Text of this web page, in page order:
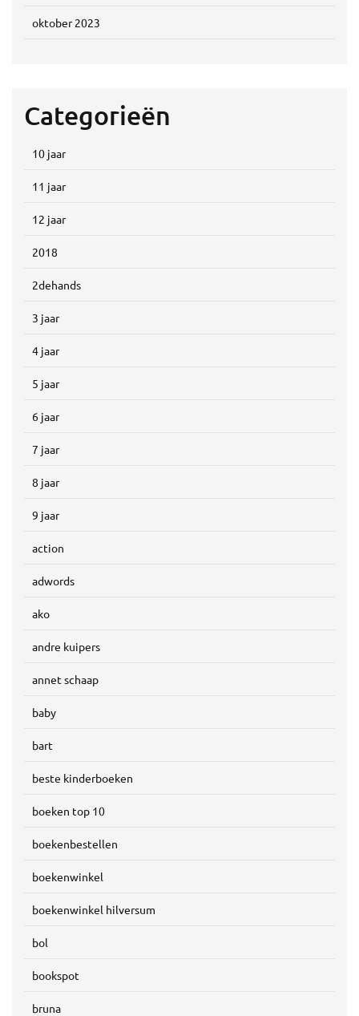
oktober 2023
Categorieën
10 jaar
11 jaar
12 jaar
2018
2dehands
3 jaar
4 jaar
5 jaar
6 jaar
7 jaar
8 jaar
9 jaar
action
adwords
ako
andre kuipers
annet schaap
baby
bart
beste kinderboeken
boeken top 10
boekenbestellen
boekenwinkel
boekenwinkel hilversum
bol
bookspot
bruna